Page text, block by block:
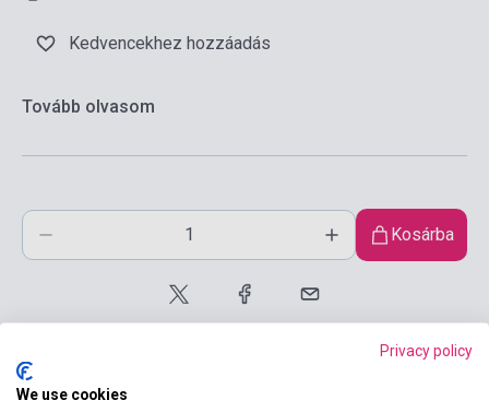
Kedvencekhez hozzáadás
Tovább olvasom
Kosárba
Privacy policy
We use cookies